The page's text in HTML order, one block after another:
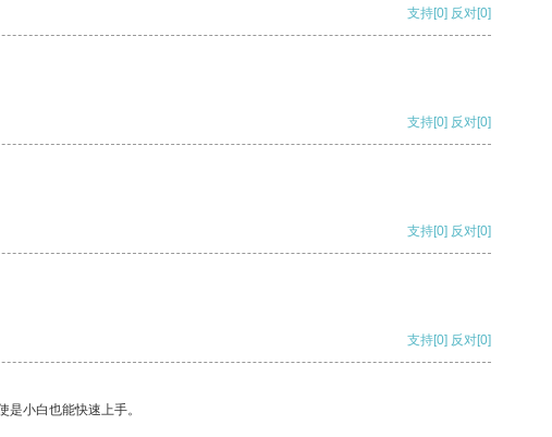
支持[0] 反对[0]
支持[0] 反对[0]
支持[0] 反对[0]
支持[0] 反对[0]
小白也能快速上手。